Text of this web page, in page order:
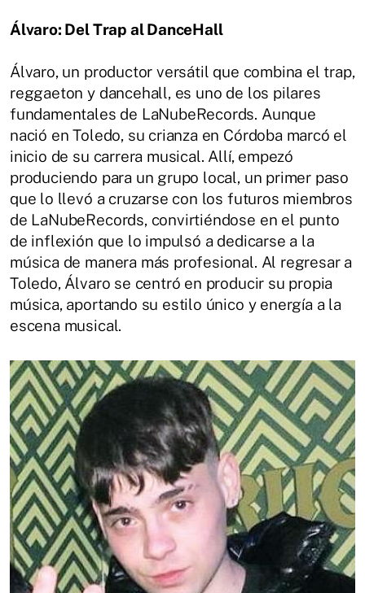
Álvaro: Del Trap al DanceHall
Álvaro, un productor versátil que combina el trap,
reggaeton y dancehall, es uno de los pilares
fundamentales de LaNubeRecords. Aunque
nació en Toledo, su crianza en Córdoba marcó el
inicio de su carrera musical. Allí, empezó
produciendo para un grupo local, un primer paso
que lo llevó a cruzarse con los futuros miembros
de LaNubeRecords, convirtiéndose en el punto
de inflexión que lo impulsó a dedicarse a la
música de manera más profesional. Al regresar a
Toledo, Álvaro se centró en producir su propia
música, aportando su estilo único y energía a la
escena musical.